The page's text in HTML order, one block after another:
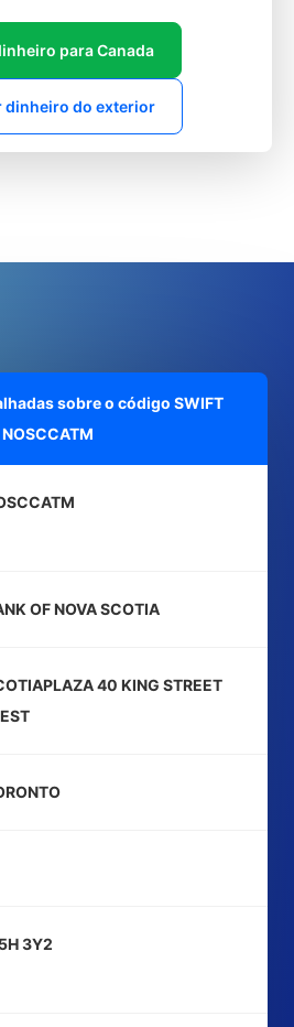
para Canada
dinheiro do exterior
sobre o código SWIFT
NOSCCATM
OF NOVA SCOTIA
40 KING STREET
3Y2